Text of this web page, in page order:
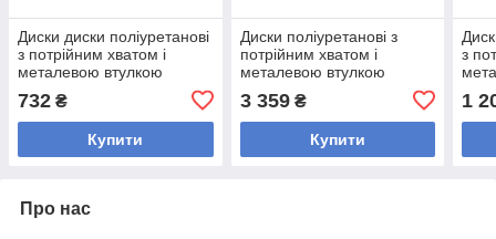
Диски диски поліуретанові
з потрійним хватом і
металевою втулкою
внутрішній ø51 мм LI NUO
SC-3858-2_5 2,5кг
732 ₴
Купити
Диски поліуретанові з
потрійним хватом і
металевою втулкою
NUO SC-3858-15 15кг
3 359₴
Купити
з
SC-
1
Про нас